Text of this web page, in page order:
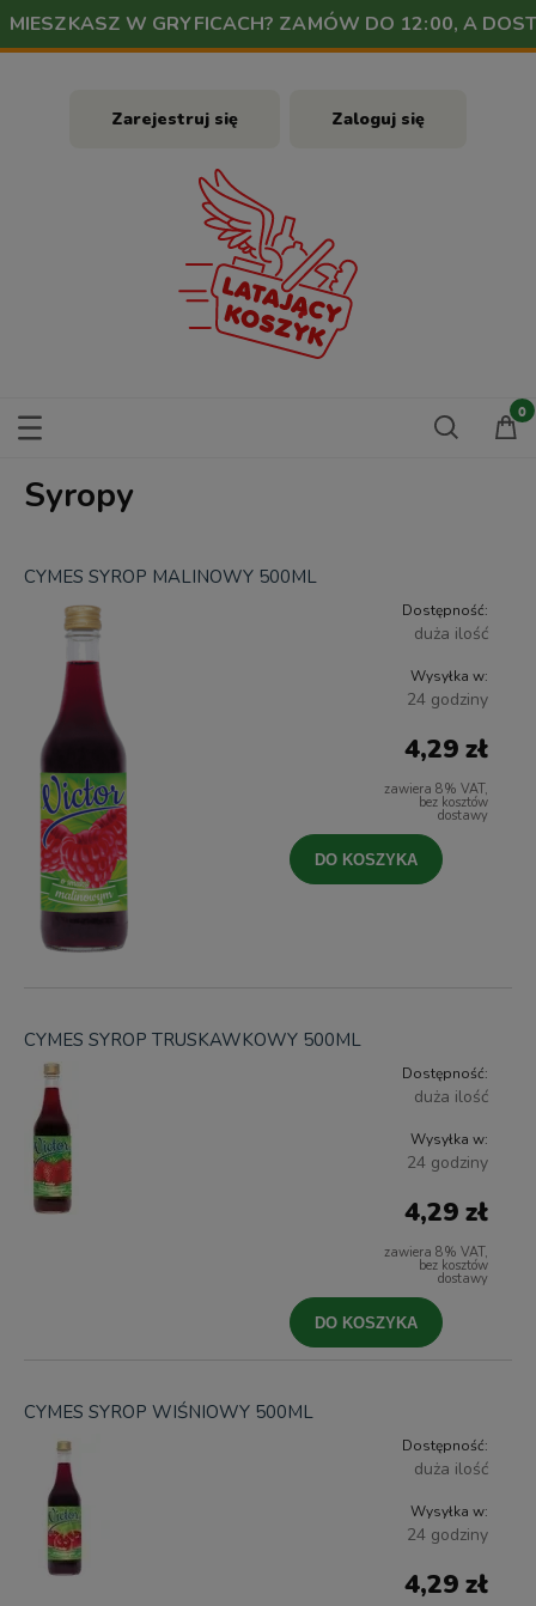
MIESZKASZ W GRYFICACH? ZAMÓW DO 12:00, A
Zarejestruj się Zaloguj się
Syropy
CYMES SYROP MALINOWY 500ML
Dostępność:
duża ilość
Wysyłka w:
24 godziny
4,29 zł
zawiera 8% VAT,
bez kosztów
dostawy
DO KOSZYKA
CYMES SYROP TRUSKAWKOWY 500ML
Dostępność:
duża ilość
Wysyłka w:
24 godziny
4,29 zł
zawiera 8% VAT,
bez kosztów
dostawy
DO KOSZYKA
CYMES SYROP WIŚNIOWY 500ML
Dostępność:
duża ilość
Wysyłka w:
24 godziny
4,29 zł